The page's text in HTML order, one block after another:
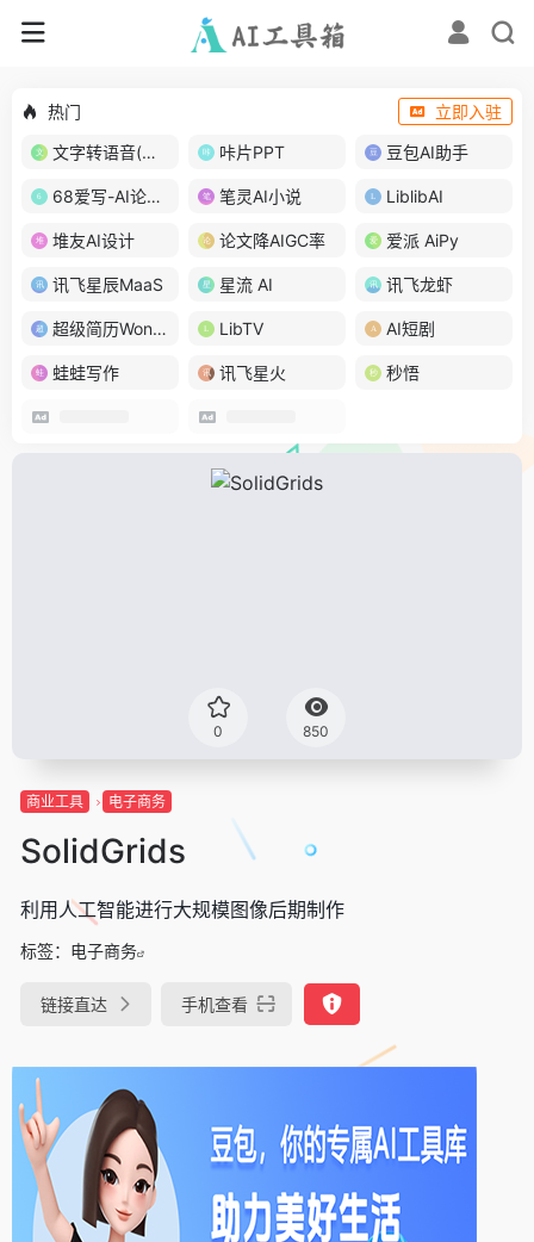
热门
立即入驻
文字转语音(琅琅配音)
咔片PPT 豆包AI助手
68爱写-AI论文写作 笔灵AI小说 LiblibAI
堆友AI设计 论文降AIGC率 爱派 AiPy
讯飞星辰MaaS 星流 AI 讯飞龙虾
超级简历WonderCV LibTV AI短剧
蛙蛙写作 讯飞星火 秒悟
0 850
商业工具 电子商务
SolidGrids
利用人工智能进行大规模图像后期制作
标签： 电子商务
链接直达 手机查看